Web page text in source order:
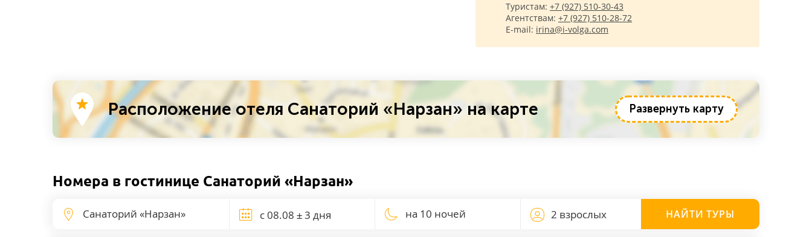
Туристам: +7 (927) 510-30-43
Агентствам: +7 (927) 510-28-72
E-mail: irina@i-volga.com
Расположение отеля Санаторий «Нарзан» на карте Развернуть карту
Номера в гостинице Санаторий «Нарзан»
на 10 ночей 2 взрослых НАЙТИ ТУРЫ